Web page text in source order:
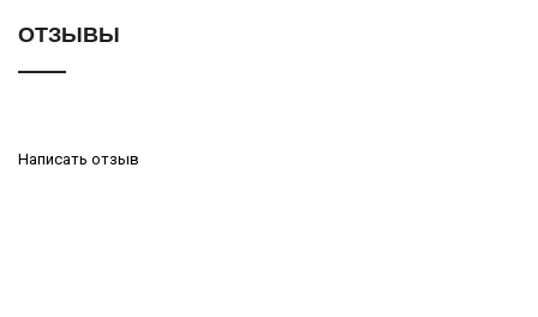
ОТЗЫВЫ
Написать отзыв